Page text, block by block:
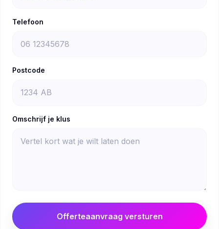
Telefoon
Postcode
Omschrijf je klus
Offerteaanvraag versturen